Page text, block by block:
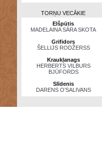
TORŅU VECĀKIE
Elšpūtis
MADELAINA SĀRA SKOTA
Grifidors
ŠELLIJS RODŽERSS
Kraukļanags
HERBERTS VILBURS
BJŪFORDS
Slīdenis
DARENS O’SALIVANS